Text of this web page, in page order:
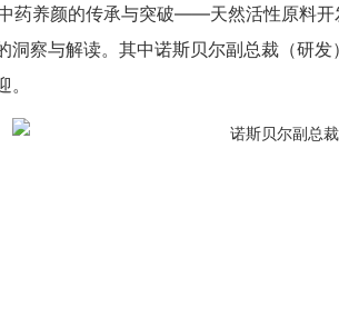
药养颜的传承与突破——天然活性原料开
洞察与解读。其中诺斯贝尔副总裁（研